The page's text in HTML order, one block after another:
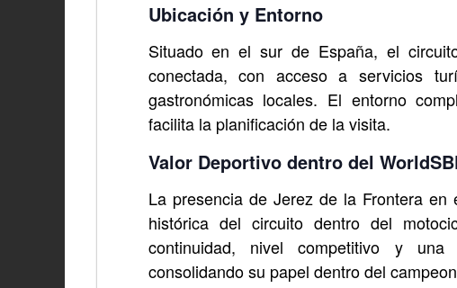
Ubicación y Entorno
Situado en el sur de España, el
conectada, con acceso a servicios
gastronómicas locales. El entorno
facilita la planificación de la visita.
Valor Deportivo dentro del
La presencia de Jerez de la Frontera
histórica del circuito dentro del
continuidad, nivel competitivo y
consolidando su papel dentro del